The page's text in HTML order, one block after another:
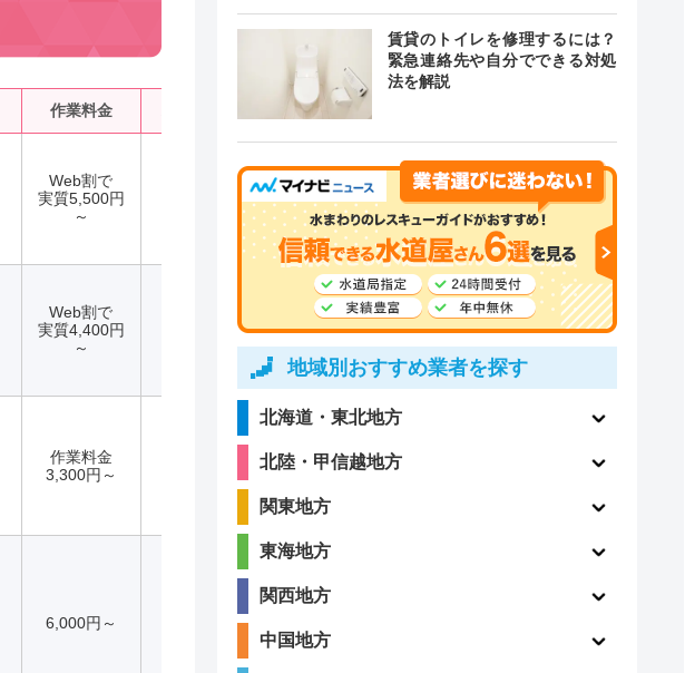
作業料金 クチコミ
Web割で
実質5,500円
～
4.1
（198件）
Web割で
実質4,400円
～
ー
作業料金
3,300円～
2.1
6,000円～
4.3
（27件）
賃貸のトイレを修理するには？
緊急連絡先や自分でできる対処
法を解説
地域別おすすめ業者を探す
北海道・東北地方
北陸・甲信越地方
関東地方
東海地方
関西地方
中国地方